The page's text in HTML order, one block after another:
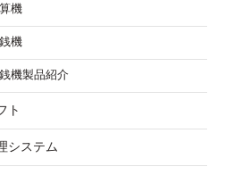
機
機
機製品紹介
ト
システム